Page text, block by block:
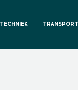
TECHNIEK TRANSPORT